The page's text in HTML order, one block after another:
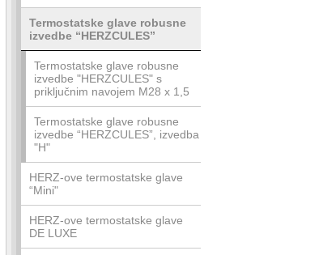
Termostatske glave robusne
izvedbe “HERZCULES”
Termostatske glave robusne
izvedbe "HERZCULES" s
priključnim navojem M28 x 1,5
Termostatske glave robusne
izvedbe “HERZCULES”, izvedba
"H"
HERZ-ove termostatske glave
“Mini"
HERZ-ove termostatske glave
DE LUXE